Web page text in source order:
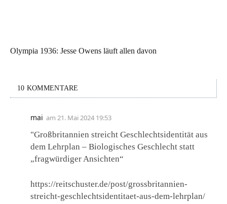
Olympia 1936: Jesse Owens läuft allen davon
10 KOMMENTARE
mai am 21. Mai 2024 19:53
"Großbritannien streicht Geschlechtsidentität aus
dem Lehrplan – Biologisches Geschlecht statt
„fragwürdiger Ansichten“
https://reitschuster.de/post/grossbritannien-
streicht-geschlechtsidentitaet-aus-dem-lehrplan/